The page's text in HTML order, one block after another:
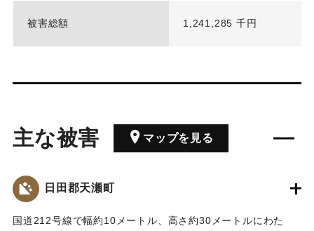
被害総額 1,241,285 千円
主な被害 マップを見る
日田郡天瀬町
国道212号線で幅約10メートル、高さ約30メートルにわた